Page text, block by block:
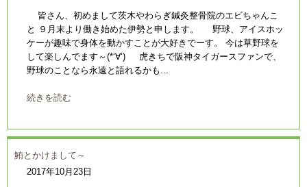
皆さん、初めまして茨木やわらぎ鍼灸整骨院のエビちゃんこ
と ９月末より働き始めた伊勢と申します。 野球、アイスホッ
ケーが趣味で身体を動かすことが大好きでーす。 今は草野球を
して楽しんでます～(*‘∀‘) 虎きちで阪神タイガースファンで、
野球のことなら永遠と語れるかも...
続きを読む
鮪とかけまして～
2017年10月23日